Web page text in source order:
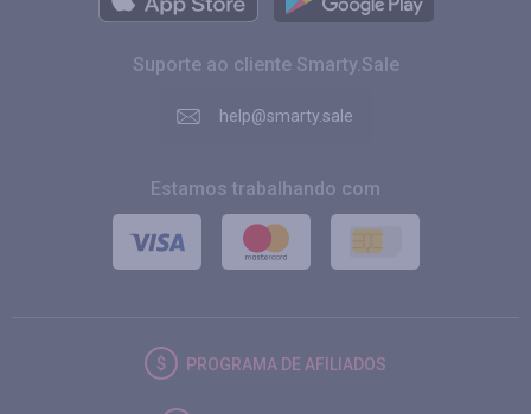
Suporte ao cliente Smarty.Sale
help@smarty.sale
Estamos trabalhando com
PROGRAMA DE AFILIADOS